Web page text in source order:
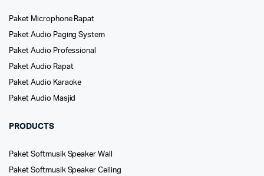
Paket Microphone Rapat
Paket Audio Paging System
Paket Audio Professional
Paket Audio Rapat
Paket Audio Karaoke
Paket Audio Masjid
PRODUCTS
Paket Softmusik Speaker Wall
Paket Softmusik Speaker Ceiling